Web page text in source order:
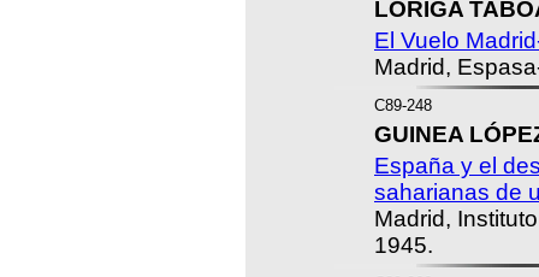
LÓRIGA
El Vuelo
Madrid,
C89-248
GUINEA
España y el
saharianas de
Madrid,
1945.